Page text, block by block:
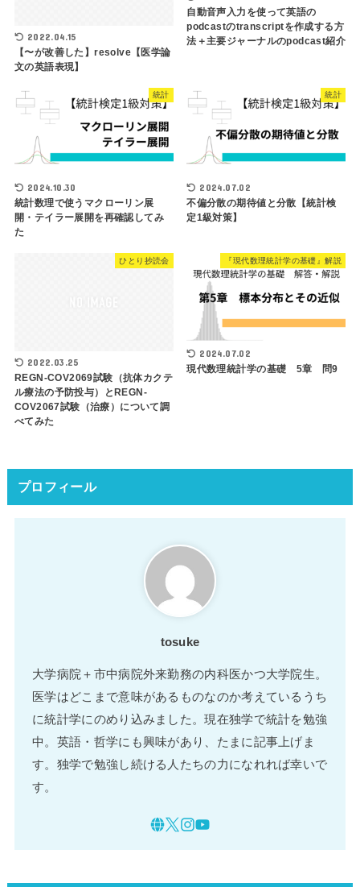
2022.04.15
【〜が改善した】resolve【医学論
文の英語表現】
自動音声入力を使って英語の
podcastのtranscriptを作成する方
法＋主要ジャーナルのpodcast紹介
統計
2024.10.30
統計数理で使うマクローリン展
開・テイラー展開を再確認してみ
た
統計
2024.07.02
不偏分散の期待値と分散【統計検
定1級対策】
ひとり抄読会
2022.03.25
REGN-COV2069試験（抗体カクテ
ル療法の予防投与）とREGN-
COV2067試験（治療）について調
べてみた
『現代数理統計学の基礎』解説
2024.07.02
現代数理統計学の基礎 5章 問9
プロフィール
tosuke
大学病院＋市中病院外来勤務の内科医かつ大学院生。
医学はどこまで意味があるものなのか考えているうち
に統計学にのめり込みました。現在独学で統計を勉強
中。英語・哲学にも興味があり、たまに記事上げま
す。独学で勉強し続ける人たちの力になれれば幸いで
す。